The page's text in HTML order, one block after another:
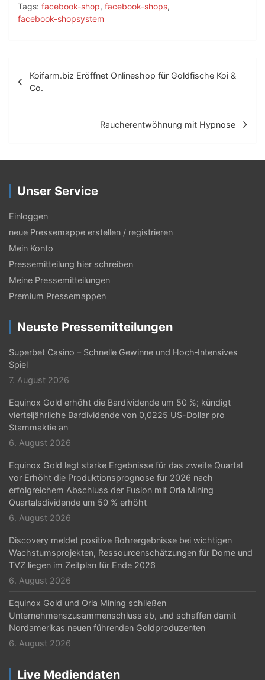
Tags: facebook-shop, facebook-shops,
facebook-shopsystem
e
i
r
g
s
-
N
a
v
g
a
t
i
o
n
Koifarm.biz Eröffnet Onlineshop für Goldfische Koi &
Co.
Raucherentwöhnung mit Hypnose
Unser Service
Einloggen
neue Pressemappe erstellen / registrieren
Mein Konto
Pressemitteilung hier schreiben
Meine Pressemitteilungen
Premium Pressemappen
Neuste Pressemitteilungen
Superbet Casino – Schnelle Gewinne und Hoch‑Intensives
Spiel
7. August 2026
Equinox Gold erhöht die Bardividende um 50 %; kündigt
vierteljährliche Bardividende von 0,0225 US-Dollar pro
Stammaktie an
6. August 2026
Equinox Gold legt starke Ergebnisse für das zweite Quartal
vor Erhöht die Produktionsprognose für 2026 nach
erfolgreichem Abschluss der Fusion mit Orla Mining
Quartalsdividende um 50 % erhöht
6. August 2026
Discovery meldet positive Bohrergebnisse bei wichtigen
Wachstumsprojekten, Ressourcenschätzungen für Dome und
TVZ liegen im Zeitplan für Ende 2026
6. August 2026
Equinox Gold und Orla Mining schließen
Unternehmenszusammenschluss ab, und schaffen damit
Nordamerikas neuen führenden Goldproduzenten
6. August 2026
Live Mediendaten